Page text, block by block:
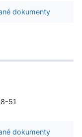
dokumenty
51
dokumenty